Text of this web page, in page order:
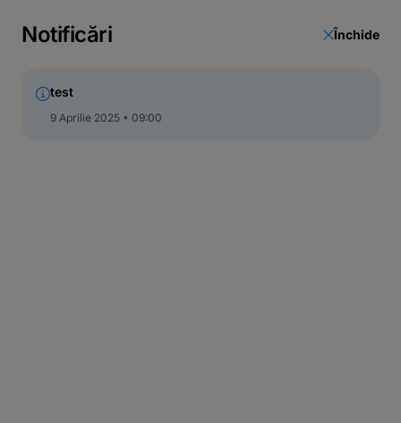
Notificări Închide
test
9 Aprilie 2025 09:00